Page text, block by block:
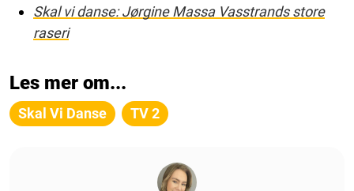
Skal vi danse: Jørgine Massa Vasstrands store
raseri
Les mer om...
Skal Vi Danse TV 2